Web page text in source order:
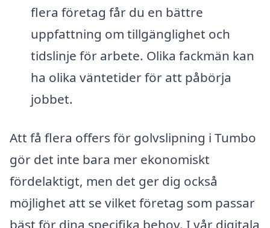
flera företag får du en bättre
uppfattning om tillgänglighet och
tidslinje för arbete. Olika fackmän kan
ha olika väntetider för att påbörja
jobbet.
Att få flera offers för golvslipning i Tumbo
gör det inte bara mer ekonomiskt
fördelaktigt, men det ger dig också
möjlighet att se vilket företag som passar
bäst för dina specifika behov. I vår digitala